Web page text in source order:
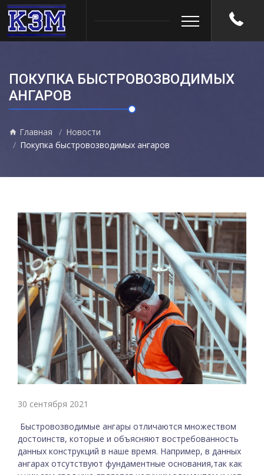
ПОКУПКА БЫСТРОВОЗВОДИМЫХ
АНГАРОВ
Главная
Новости
Покупка быстровозводимых ангаров
30 сентября 2021
Быстровозводимые ангары отличаются множеством
достоинств, которые и объясняют востребованность
данных конструкций в наше время. Например, в данных
ангарах отсутствуют фундаментные основания,так как